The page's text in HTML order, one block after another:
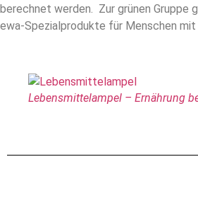
berechnet werden. Zur grünen Gruppe
ewa-Spezialprodukte für Menschen mit
Lebensmittelampel – Ernährung